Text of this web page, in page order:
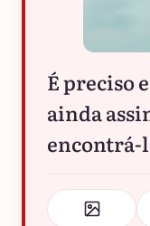
É preciso
ainda
encontrá-